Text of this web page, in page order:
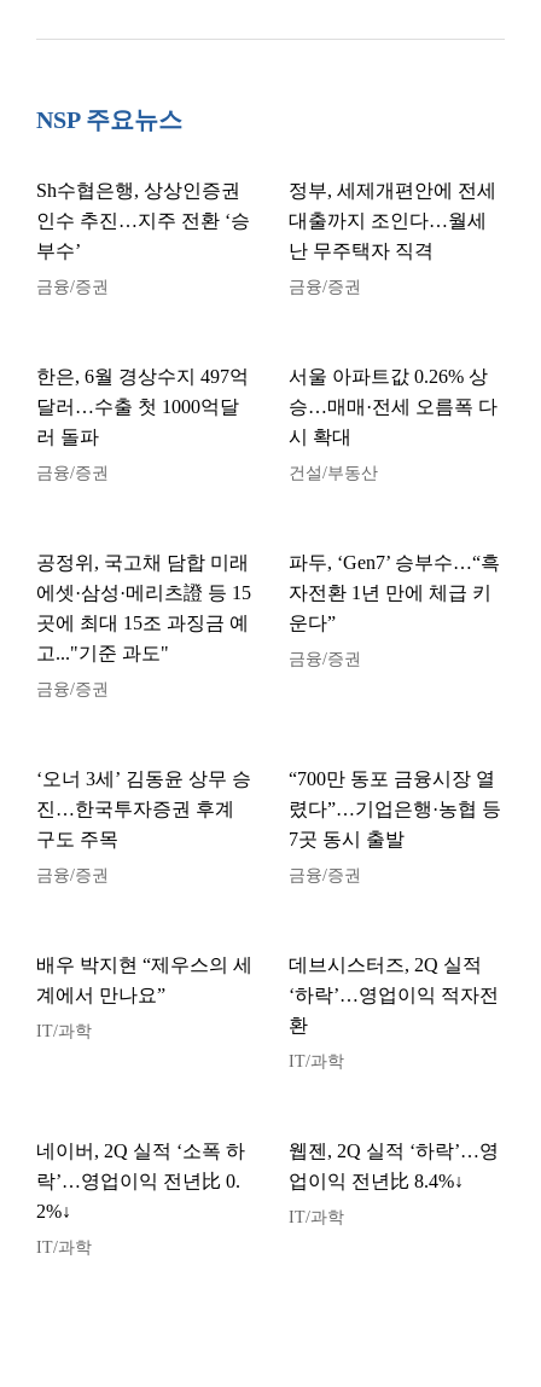
NSP 주요뉴스
Sh수협은행, 상상인증권
인수 추진…지주 전환 ‘승
부수’
금융/증권
정부, 세제개편안에 전세
대출까지 조인다…월세
난 무주택자 직격
금융/증권
한은, 6월 경상수지 497억
달러…수출 첫 1000억달
러 돌파
금융/증권
서울 아파트값 0.26% 상
승…매매·전세 오름폭 다
시 확대
건설/부동산
공정위, 국고채 담합 미래
에셋·삼성·메리츠證 등 15
곳에 최대 15조 과징금 예
고..."기준 과도"
금융/증권
파두, ‘Gen7’ 승부수…“흑
자전환 1년 만에 체급 키
운다”
금융/증권
‘오너 3세’ 김동윤 상무 승
진…한국투자증권 후계
구도 주목
금융/증권
“700만 동포 금융시장 열
렸다”…기업은행·농협 등
7곳 동시 출발
금융/증권
배우 박지현 “제우스의 세
계에서 만나요”
IT/과학
데브시스터즈, 2Q 실적
‘하락’…영업이익 적자전
환
IT/과학
네이버, 2Q 실적 ‘소폭 하
락’…영업이익 전년比 0.
2%↓
IT/과학
웹젠, 2Q 실적 ‘하락’…영
업이익 전년比 8.4%↓
IT/과학